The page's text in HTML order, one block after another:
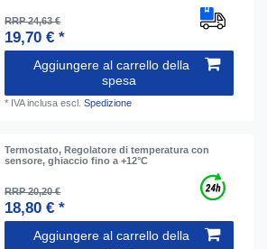
RRP 24,63 €
19,70 € *
Aggiungere al carrello della
spesa
* IVA inclusa escl.Spedizione
Termostato, Regolatore di temperatura con
sensore, ghiaccio fino a +12°C
RRP 20,20 €
18,80 € *
Aggiungere al carrello della